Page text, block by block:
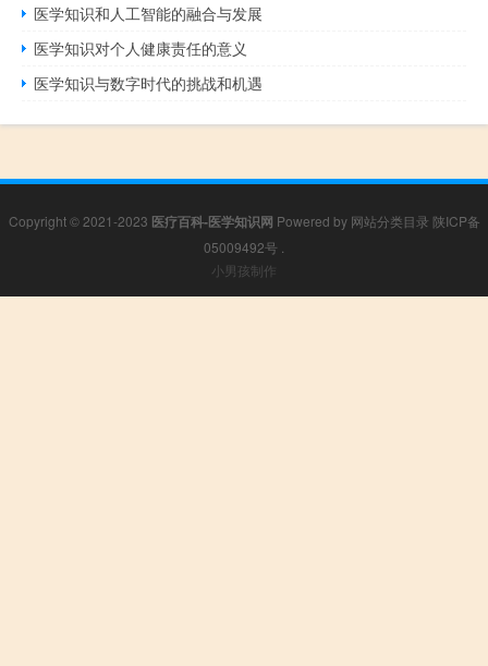
医学知识和人工智能的融合与发展
医学知识对个人健康责任的意义
医学知识与数字时代的挑战和机遇
Copyright © 2021-2023 医疗百科-医学知识网 Powered by 网站分类目录 陕ICP备
05009492号
小男孩制作